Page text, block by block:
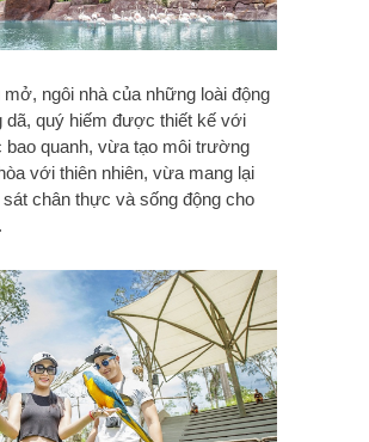
ngôi nhà của những loài động
dã, quý hiếm được thiết kế với
bao quanh, vừa tạo môi trường
với thiên nhiên, vừa mang lại
chân thực và sống động cho